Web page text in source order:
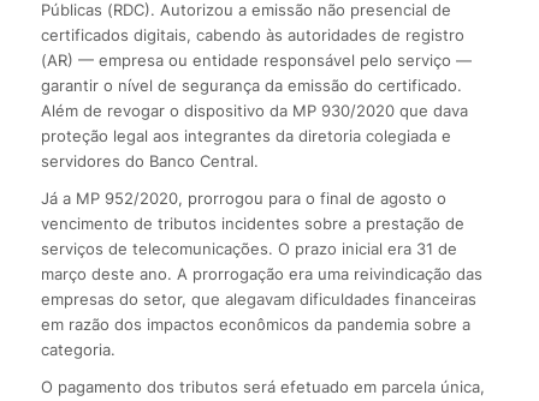
Públicas (RDC). Autorizou a emissão não presencial de
certificados digitais, cabendo às autoridades de registro
(AR) — empresa ou entidade responsável pelo serviço —
garantir o nível de segurança da emissão do certificado.
Além de revogar o dispositivo da MP 930/2020 que dava
proteção legal aos integrantes da diretoria colegiada e
servidores do Banco Central.
Já a MP 952/2020, prorrogou para o final de agosto o
vencimento de tributos incidentes sobre a prestação de
serviços de telecomunicações. O prazo inicial era 31 de
março deste ano. A prorrogação era uma reivindicação das
empresas do setor, que alegavam dificuldades financeiras
em razão dos impactos econômicos da pandemia sobre a
categoria.
O pagamento dos tributos será efetuado em parcela única,